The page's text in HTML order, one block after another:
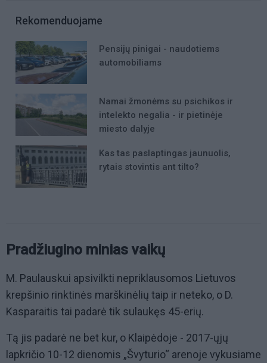
Rekomenduojame
Pensijų pinigai - naudotiems
automobiliams
Namai žmonėms su psichikos ir
intelekto negalia - ir pietinėje
miesto dalyje
Kas tas paslaptingas jaunuolis,
rytais stovintis ant tilto?
Pradžiugino minias vaikų
M. Paulauskui apsivilkti nepriklausomos Lietuvos
krepšinio rinktinės marškinėlių taip ir neteko, o D.
Kasparaitis tai padarė tik sulaukęs 45-erių.
Tą jis padarė ne bet kur, o Klaipėdoje - 2017-ųjų
lapkričio 10-12 dienomis „Švyturio“ arenoje vykusiame